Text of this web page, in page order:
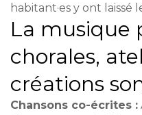
habitant·es y ont laissé
La musique
chorales,
créations
Chansons co-écrites :